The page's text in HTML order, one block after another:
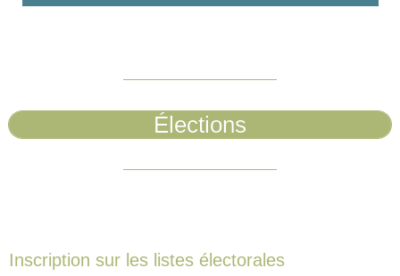
Élections
Inscription sur les listes électorales